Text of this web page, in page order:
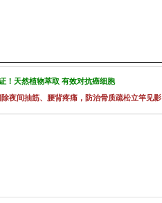
！天然植物萃取 有效对抗癌细胞
夜间抽筋、腰背疼痛，防治骨质疏松立竿见影